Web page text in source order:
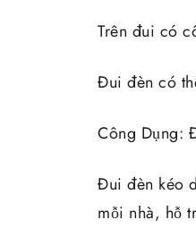
Trên đui có
Đui đèn có
Công Dụng:
Đui đèn kéo
mỗi nhà, hỗ